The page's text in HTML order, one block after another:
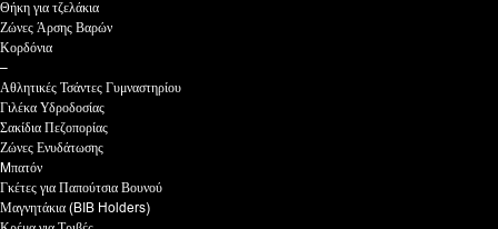
Θήκη για τζελάκια
Ζώνες Άρσης Βαρών
Κορδόνια
–
Αθλητικές Τσάντες Γυμναστηρίου
Γιλέκα Υδροδοσίας
Σακίδια Πεζοπορίας
Ζώνες Ενυδάτωσης
Mπατόν
Γκέτες για Παπούτσια Βουνού
Μαγνητάκια (BIB Holders)